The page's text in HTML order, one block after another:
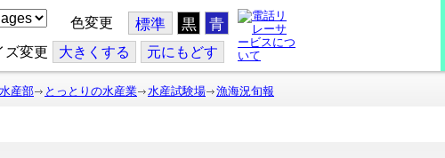
色変更 標準 黒 青
ズ変更 大きくする 元にもどす
産部 とっとりの水産業 水産試験場 漁海況旬報